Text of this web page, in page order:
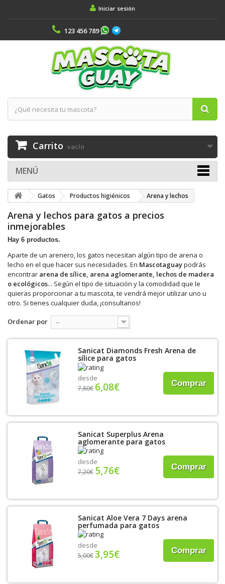
Iniciar sesión
123 456 789
Carrito vacío
MENÚ
Gatos Productos higiénicos Arena y lechos
Arena y lechos para gatos a precios
inmejorables
Hay 6 productos.
Aparte de un arenero, los gatos necesitan algún tipo de arena o
lecho en el que hacer sus necesidades. En Mascotaguaypodrás
encontrar arena de sílice, arena aglomerante, lechos de madera
o ecológicos... Según el tipo de situación y la comodidad que le
quieras proporcionar a tu mascota, te vendrá mejor utilizar uno u
otro. Si tienes cualquier duda, ¡consultanos!
Ordenar por --
Sanicat Diamonds Fresh Arena de
sílice para gatos
desde
7,80€ 6,08€ Comprar
Sanicat Superplus Arena
aglomerante para gatos
desde
7,20€ 5,76€ Comprar
Sanicat Aloe Vera 7 Days arena
perfumada para gatos
desde
5,00€3,95€ Comprar